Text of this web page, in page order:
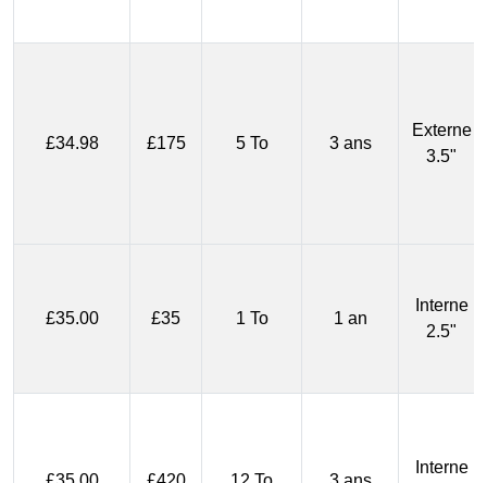
£34.98 £175 5 To 3 ans
Externe
3.5"
£35.00 £35 1 To 1 an
Interne
2.5"
Interne